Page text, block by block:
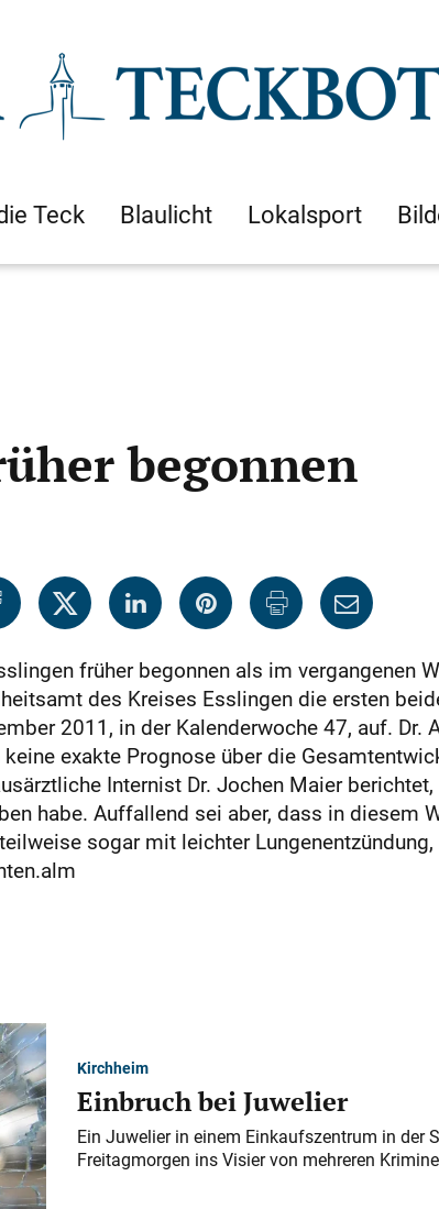
Teck Blaulicht Lokalsport
begonnen
früher begonnen als im vergangenen
des Kreises Esslingen die ersten
2011, in der Kalenderwoche 47, auf. Dr.
exakte Prognose über die
Internist Dr. Jochen Maier
habe. Auffallend sei aber, dass in diesem
sogar mit leichter
Kirchheim
Einbruch bei Juwelier
Ein Juwelier in einem Einkaufszentrum in der
Freitagmorgen ins Visier von mehreren